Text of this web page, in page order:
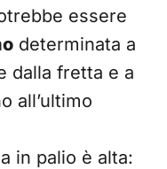
essere
determinata a
dalla fretta e a
all’ultimo
in palio è alta: